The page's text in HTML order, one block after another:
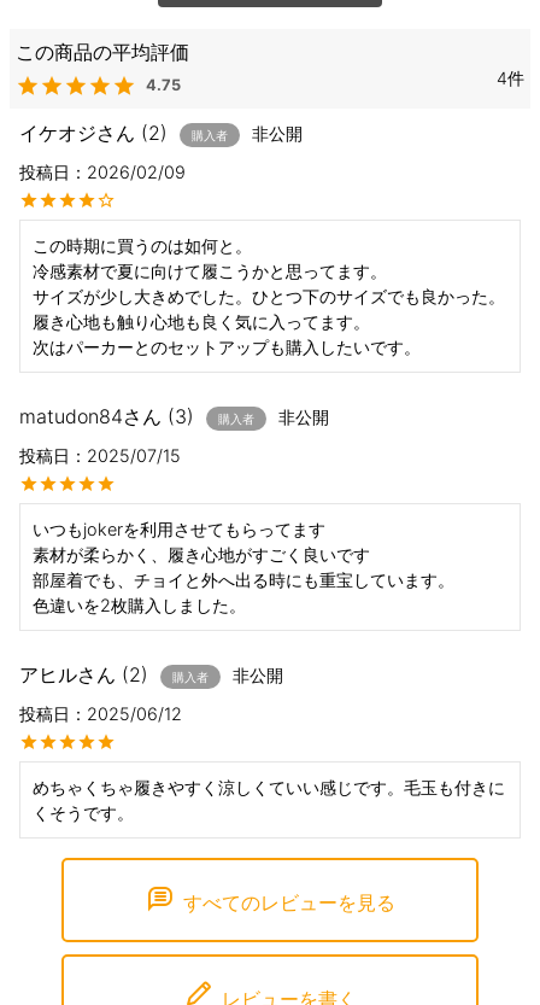
4.75 4
イケオジ 2 購入者
非公開
投稿日
2026/02/09
この時期に買うのは如何と。
冷感素材で夏に向けて履こうかと思ってます。
サイズが少し大きめでした。ひとつ下のサイズでも良かった。
履き心地も触り心地も良く気に入ってます。
次はパーカーとのセットアップも購入したいです。
matudon84 3 購入者
非公開
投稿日
2025/07/15
いつもjokerを利用させてもらってます
素材が柔らかく、履き心地がすごく良いです
部屋着でも、チョイと外へ出る時にも重宝しています。
色違いを2枚購入しました。
アヒル 2 購入者
非公開
投稿日
2025/06/12
めちゃくちゃ履きやすく涼しくていい感じです。毛玉も付きに
くそうです。
すべてのレビューを見る
レビューを書く